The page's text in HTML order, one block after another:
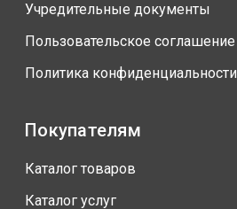
Учредительные документы
Пользовательское соглашение
Политика конфиденциальности
Покупателям
Каталог товаров
Каталог услуг